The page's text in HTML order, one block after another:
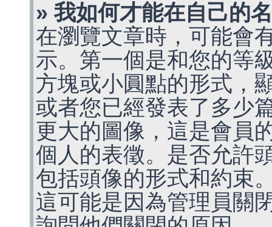
» 我如何才能在自己的
在瀏覽文章時，可能會
示。第一個是和您的等
方塊或小圓點的形式，
或者您已經發表了多少
更大的圖像，這是會員
個人的表徵。是否允許
包括頭像的形式和約束
這可能是因為管理員關